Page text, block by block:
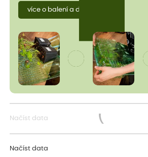
více o balení a dopravě
Načíst data
Načíst data